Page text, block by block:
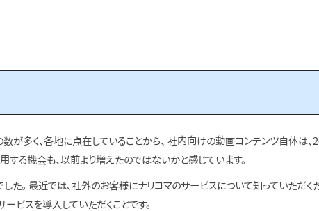
が多く、各地に点在していることから、 社内向けの動画コンテンツ自体は
する機会も、以前より増えたのではないかと感じています。
。 最近では、社外のお客様にナリコマのサービスについて知っていただく
ビスを導入していただくことです。